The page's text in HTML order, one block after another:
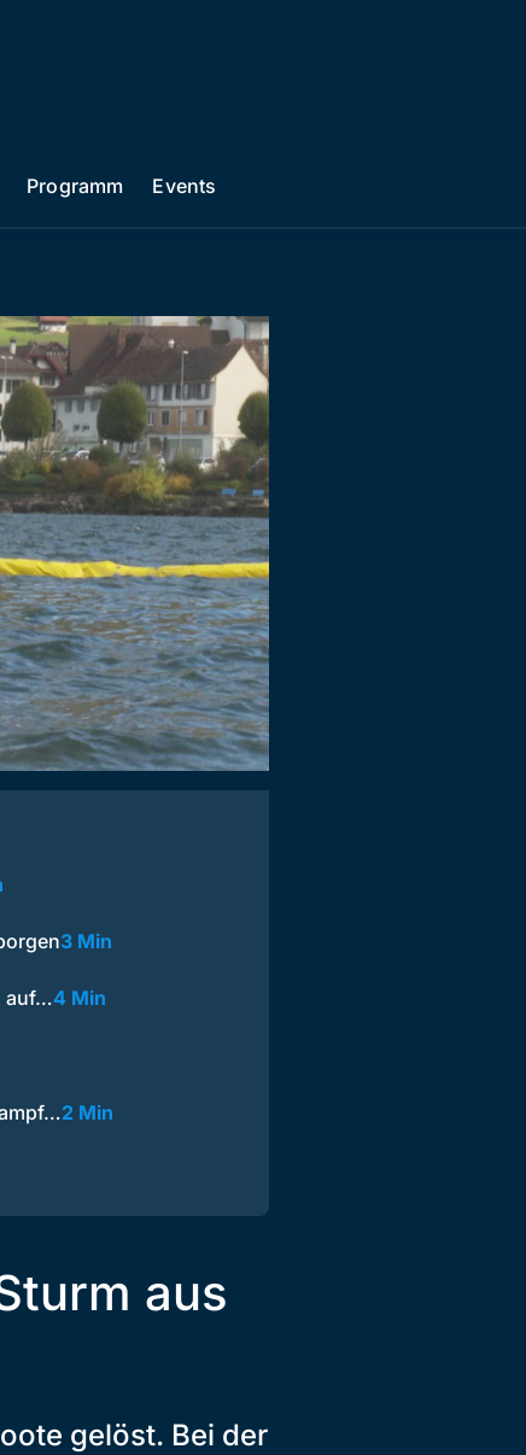
Programm Events
3 Min
auf…4 Min
2 Min
aus
gelöst. Bei der